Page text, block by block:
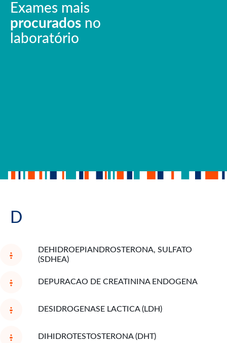
Exames mais
procurados no
laboratório
D
DEHIDROEPIANDROSTERONA, SULFATO
(SDHEA)
DEPURACAO DE CREATININA ENDOGENA
DESIDROGENASE LACTICA (LDH)
DIHIDROTESTOSTERONA (DHT)